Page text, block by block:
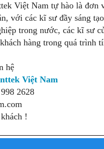
Việt Nam tự hào là đơn
với các kĩ sư đầy sáng
trong nước, các kĩ sư
hàng trong quá trình
hệ
Việt Nam
2628
!